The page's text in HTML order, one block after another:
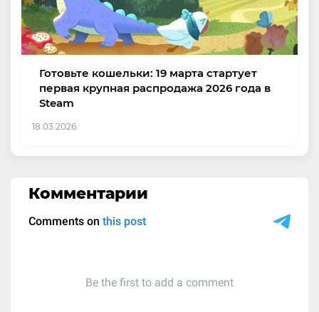
Готовьте кошельки: 19 марта стартует
первая крупная распродажа 2026 года в
Steam
18.03.2026
Комментарии